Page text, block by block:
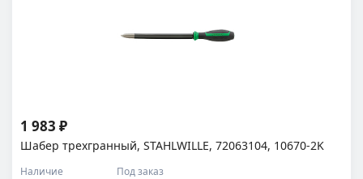
Шабер трехгранный, STAHLWILLE, 72063104, 10670-2K
Наличие Под заказ
1 983 ₽